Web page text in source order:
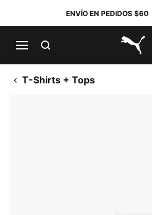
ENVÍO EN PEDIDOS $60
T-Shirts + Tops